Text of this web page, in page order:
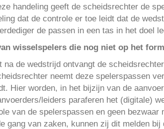
handeling geeft de scheidsrechter de
dat de controle er toe leidt dat de
de passen in een tas in het doel
wisselspelers die nog niet op het
na de wedstrijd ontvangt de
neemt deze spelerspassen
Hier worden, in het bijzijn van de
leiders paraferen het (digitale)
van de spelerspassen en geen bezwaar
gang van zaken, kunnen zij dit melden